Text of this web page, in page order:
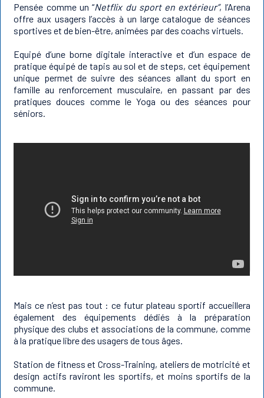
Pensée comme un “Netflix du sport en extérieur”, l’Arena
offre aux usagers l’accès à un large catalogue de séances
sportives et de bien-être, animées par des coachs virtuels.
Equipé d’une borne digitale interactive et d’un espace de
pratique équipé de tapis au sol et de steps, cet équipement
unique permet de suivre des séances allant du sport en
famille au renforcement musculaire, en passant par des
pratiques douces comme le Yoga ou des séances pour
séniors.
Mais ce n’est pas tout : ce futur plateau sportif accueillera
également des équipements dédiés à la préparation
physique des clubs et associations de la commune, comme
à la pratique libre des usagers de tous âges.
Station de fitness et Cross-Training, ateliers de motricité et
design actifs raviront les sportifs, et moins sportifs de la
commune.